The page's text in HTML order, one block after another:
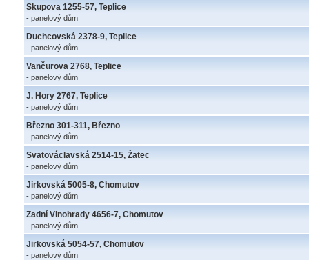
Skupova 1255-57, Teplice
- panelový dům
Duchcovská 2378-9, Teplice
- panelový dům
Vančurova 2768, Teplice
- panelový dům
J. Hory 2767, Teplice
- panelový dům
Březno 301-311, Březno
- panelový dům
Svatováclavská 2514-15, Žatec
- panelový dům
Jirkovská 5005-8, Chomutov
- panelový dům
Zadní Vinohrady 4656-7, Chomutov
- panelový dům
Jirkovská 5054-57, Chomutov
- panelový dům